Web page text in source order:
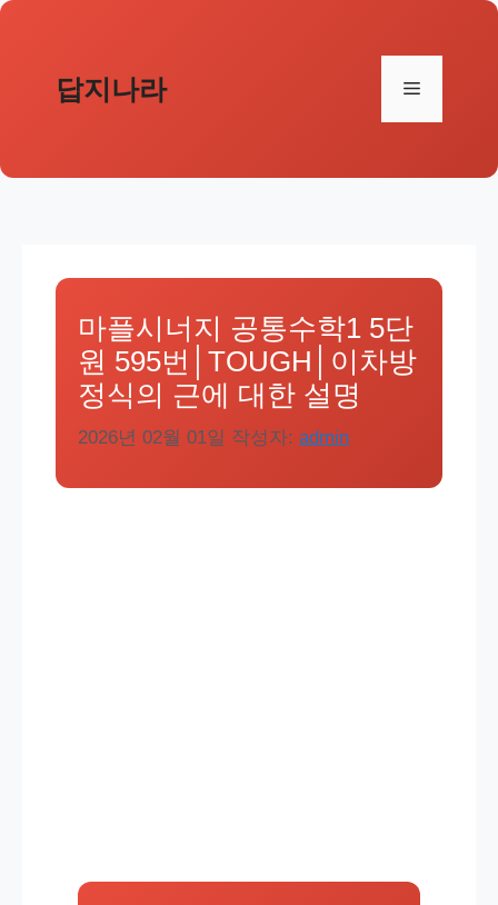
컨
너
답지나라 메
마플시너지 공통수학1 5단
원 595번│TOUGH│이차방
정식의 근에 대한 설명
2026년 02월 01일 작성자: admin